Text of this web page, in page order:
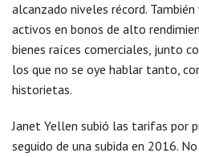
alcanzado niveles récord.
activos en bonos de alto
bienes raíces comerciales, junto
los que no se oye hablar tanto,
historietas.
Janet Yellen subió las tarifas por
seguido de una subida en 2016.